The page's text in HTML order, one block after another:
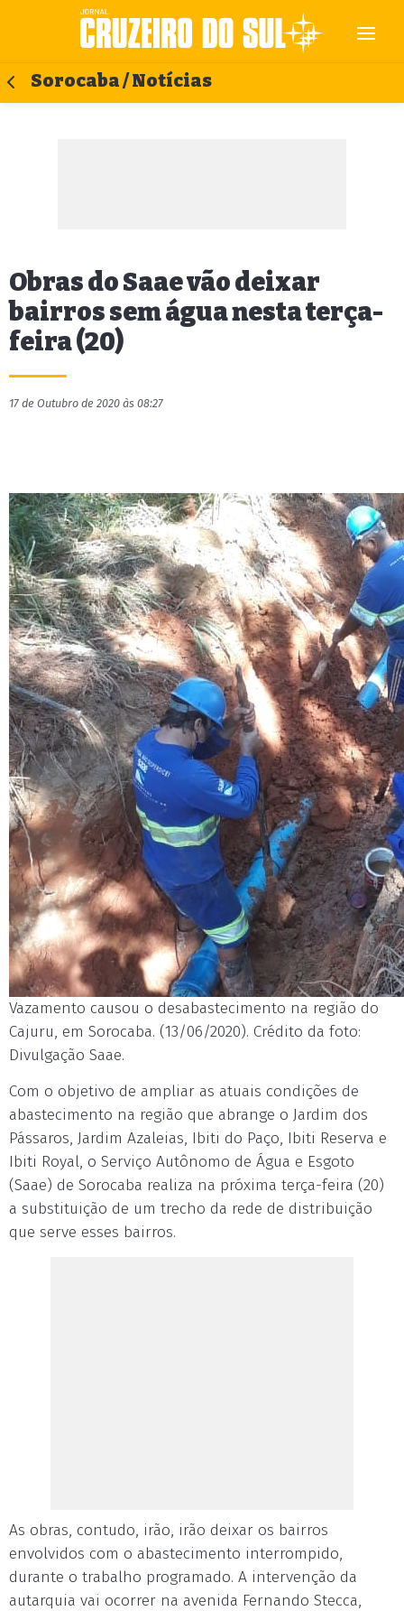
Sorocaba / Notícias
Obras do Saae vão deixar
bairros sem água nesta terça-
feira (20)
17 de Outubro de 2020 às 08:27
Vazamento causou o desabastecimento na região do
Cajuru, em Sorocaba. (13/06/2020). Crédito da foto:
Divulgação Saae.
Com o objetivo de ampliar as atuais condições de
abastecimento na região que abrange o Jardim dos
Pássaros, Jardim Azaleias, Ibiti do Paço, Ibiti Reserva e
Ibiti Royal, o Serviço Autônomo de Água e Esgoto
(Saae) de Sorocaba realiza na próxima terça-feira (20)
a substituição de um trecho da rede de distribuição
que serve esses bairros.
As obras, contudo, irão, irão deixar os bairros
envolvidos com o abastecimento interrompido,
durante o trabalho programado. A intervenção da
autarquia vai ocorrer na avenida Fernando Stecca,